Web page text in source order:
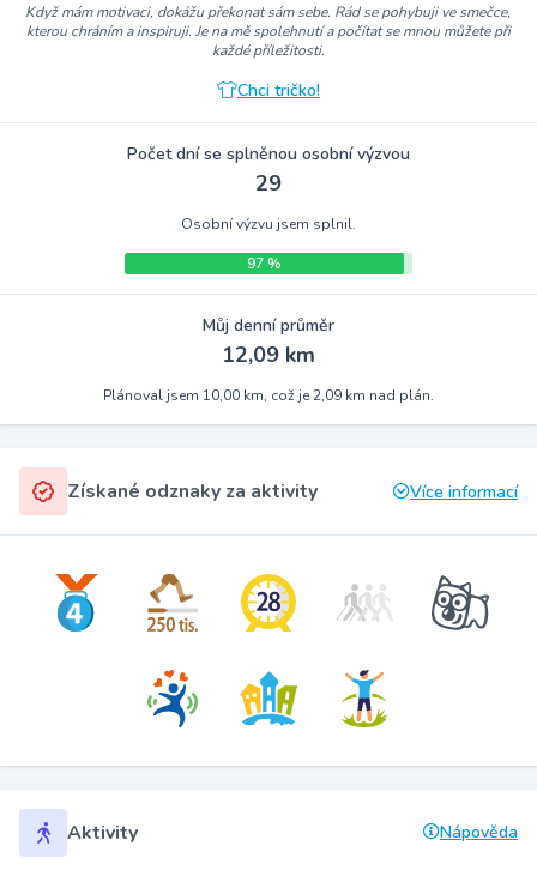
Když mám motivaci, dokážu překonat sám sebe. Rád se pohybuji ve smečce,
kterou chráním a inspiruji. Je na mě spolehnutí a počítat se mnou můžete při
každé příležitosti.
Chci tričko!
Počet dní se splněnou osobní výzvou
29
Osobní výzvu jsem splnil.
97 %
Můj denní průměr
12,09 km
Plánoval jsem 10,00 km, což je 2,09 km nad plán.
Získané odznaky za aktivity Více informací
Aktivity Nápověda